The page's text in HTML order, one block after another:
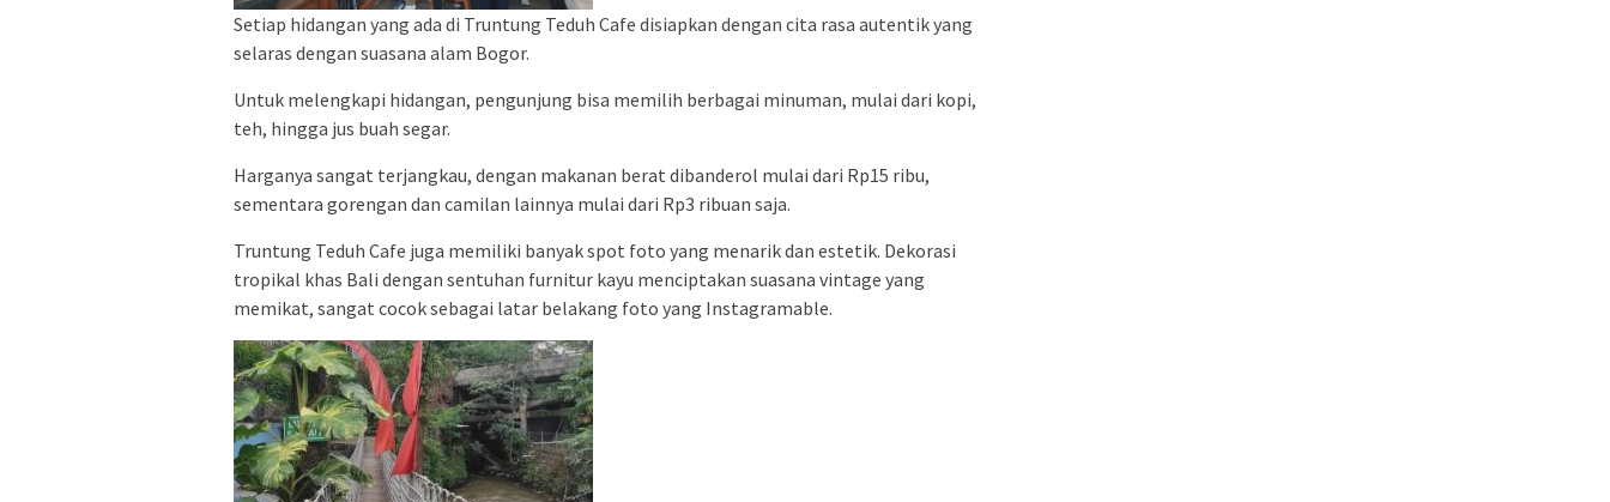
Setiap hidangan yang ada di Truntung Teduh Cafe disiapkan dengan cita rasa autentik yang
selaras dengan suasana alam Bogor.
Untuk melengkapi hidangan, pengunjung bisa memilih berbagai minuman, mulai dari kopi,
teh, hingga jus buah segar.
Harganya sangat terjangkau, dengan makanan berat dibanderol mulai dari Rp15 ribu,
sementara gorengan dan camilan lainnya mulai dari Rp3 ribuan saja.
Truntung Teduh Cafe juga memiliki banyak spot foto yang menarik dan estetik. Dekorasi
tropikal khas Bali dengan sentuhan furnitur kayu menciptakan suasana vintage yang
memikat, sangat cocok sebagai latar belakang foto yang Instagramable.